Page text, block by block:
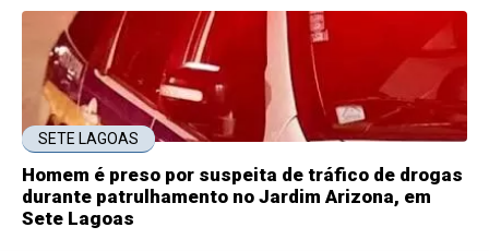
SETE LAGOAS
Homem é preso por suspeita de tráfico de drogas
durante patrulhamento no Jardim Arizona, em
Sete Lagoas